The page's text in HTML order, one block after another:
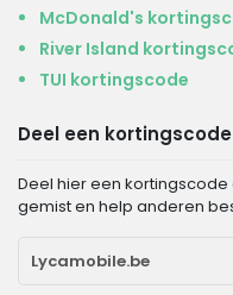
McDonald's
River Island
TUI kortingscode
Deel een kortingscode
Deel hier een
gemist en help anderen